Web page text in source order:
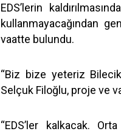
EDS’lerin
kullanmayacağından
vaatte bulundu.
“Biz bize yeteriz Bilecik
Selçuk Filoğlu, proje ve
“EDS’ler kalkacak.